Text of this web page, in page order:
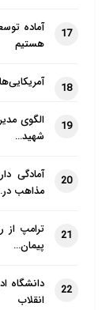
17
آماده
هستیم
18
19
الگوی
شهید…
20
آمادگی
مذاهب
21
ترامپ
پیمان…
22
دانشگاه
انقلاب